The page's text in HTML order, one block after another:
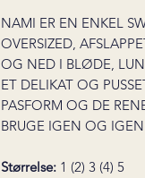
NAMI ER EN ENKEL
OVERSIZED,
OG NED I BLØDE,
ET DELIKAT OG
PASFORM OG DE
BRUGE IGEN OG
Størrelse: 1 (2) 3 (4) 5